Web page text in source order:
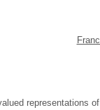
representations